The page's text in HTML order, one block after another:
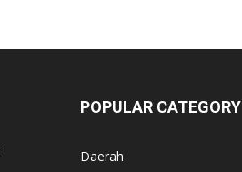
POPULAR CATEGORY
Daerah